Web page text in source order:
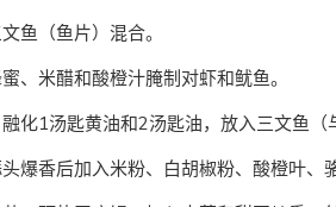
鱼（鱼片）混合。
、米醋和酸橙汁腌制对虾和鱿鱼。
化1汤匙黄油和2汤匙油，放入三文鱼（
爆香后加入米粉、白胡椒粉、酸橙叶、